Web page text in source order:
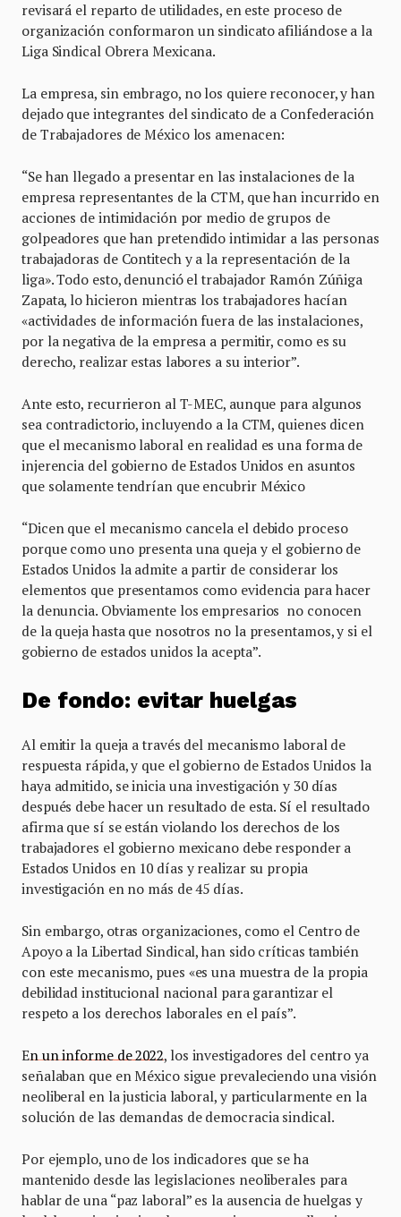
revisará el reparto de utilidades, en este proceso de
organización conformaron un sindicato afiliándose a la
Liga Sindical Obrera Mexicana.
La empresa, sin embrago, no los quiere reconocer, y han
dejado que integrantes del sindicato de a Confederación
de Trabajadores de México los amenacen:
“Se han llegado a presentar en las instalaciones de la
empresa representantes de la CTM, que han incurrido en
acciones de intimidación por medio de grupos de
golpeadores que han pretendido intimidar a las personas
trabajadoras de Contitech y a la representación de la
liga». Todo esto, denunció el trabajador Ramón Zúñiga
Zapata, lo hicieron mientras los trabajadores hacían
«actividades de información fuera de las instalaciones,
por la negativa de la empresa a permitir, como es su
derecho, realizar estas labores a su interior”.
Ante esto, recurrieron al T-MEC, aunque para algunos
sea contradictorio, incluyendo a la CTM, quienes dicen
que el mecanismo laboral en realidad es una forma de
injerencia del gobierno de Estados Unidos en asuntos
que solamente tendrían que encubrir México
“Dicen que el mecanismo cancela el debido proceso
porque como uno presenta una queja y el gobierno de
Estados Unidos la admite a partir de considerar los
elementos que presentamos como evidencia para hacer
la denuncia. Obviamente los empresarios no conocen
de la queja hasta que nosotros no la presentamos, y si el
gobierno de estados unidos la acepta”.
De fondo: evitar huelgas
Al emitir la queja a través del mecanismo laboral de
respuesta rápida, y que el gobierno de Estados Unidos la
haya admitido, se inicia una investigación y 30 días
después debe hacer un resultado de esta. Sí el resultado
afirma que sí se están violando los derechos de los
trabajadores el gobierno mexicano debe responder a
Estados Unidos en 10 días y realizar su propia
investigación en no más de 45 días.
Sin embargo, otras organizaciones, como el Centro de
Apoyo a la Libertad Sindical, han sido críticas también
con este mecanismo, pues «es una muestra de la propia
debilidad institucional nacional para garantizar el
respeto a los derechos laborales en el país”.
En un informe de 2022, los investigadores del centro ya
señalaban que en México sigue prevaleciendo una visión
neoliberal en la justicia laboral, y particularmente en la
solución de las demandas de democracia sindical.
Por ejemplo, uno de los indicadores que se ha
mantenido desde las legislaciones neoliberales para
hablar de una “paz laboral” es la ausencia de huelgas y